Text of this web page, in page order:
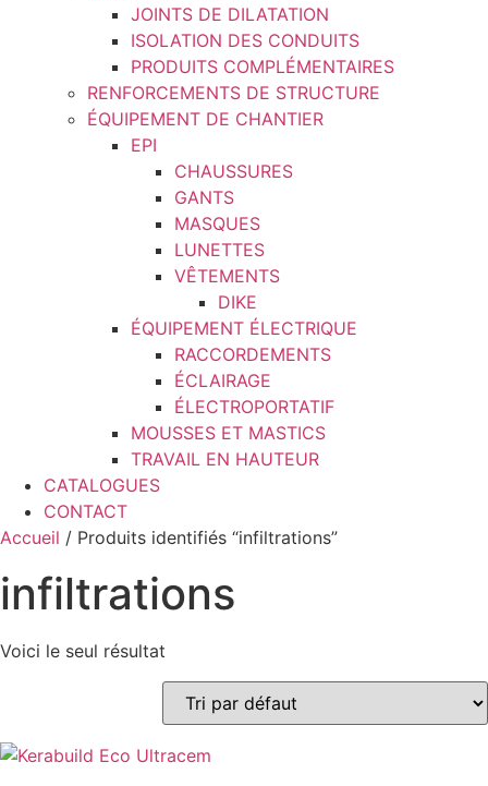
JOINTS DE DILATATION
ISOLATION DES CONDUITS
PRODUITS COMPLÉMENTAIRES
RENFORCEMENTS DE STRUCTURE
ÉQUIPEMENT DE CHANTIER
EPI
CHAUSSURES
GANTS
MASQUES
LUNETTES
VÊTEMENTS
DIKE
ÉQUIPEMENT ÉLECTRIQUE
RACCORDEMENTS
ÉCLAIRAGE
ÉLECTROPORTATIF
MOUSSES ET MASTICS
TRAVAIL EN HAUTEUR
CATALOGUES
CONTACT
Accueil / Produits identifiés “infiltrations”
infiltrations
Voici le seul résultat